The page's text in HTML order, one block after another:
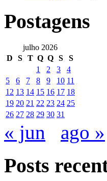
Postagens
julho 2026
D
S T Q Q S
S
1
2 3
4
5
6 7 8 9 10 11
12 13 14 15 16 17 18
19 20 21 22 23 24 25
26 27 28 29 30 31
« jun ago »
Posts